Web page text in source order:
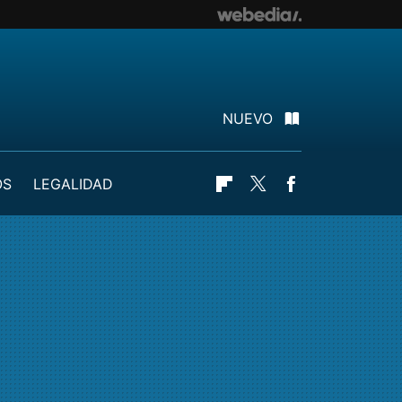
NUEVO
LEGALIDAD Flipboard
Twitter